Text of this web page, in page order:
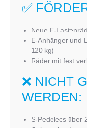
✅
Neue E-
E-Anhänger und
120 kg)
Räder mit fest
❌ NICHT
WERDEN:
S-Pedelecs über